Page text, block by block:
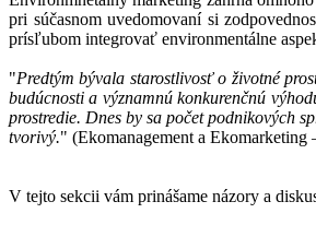
pri súčasnom uvedomovaní si
prísľubom integrovať environmentálne
"Predtým bývala starostlivosť o životné
budúcnosti a významnú konkurenčnú
prostredie. Dnes by sa počet podnikových
tvorivý." (Ekomanagement a
V tejto sekcii vám prinášame názory a